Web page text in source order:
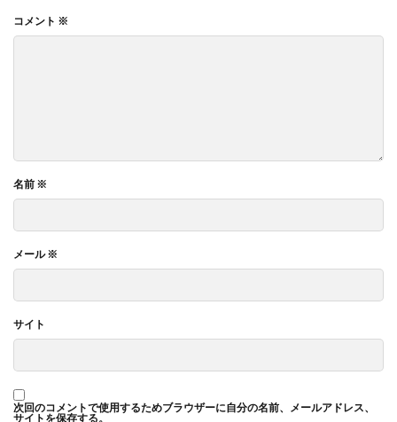
コメント ※
名前 ※
メール※
サイト
次回のコメントで使用するためブラウザーに自分の名前、メールアドレス、
サイトを保存する。